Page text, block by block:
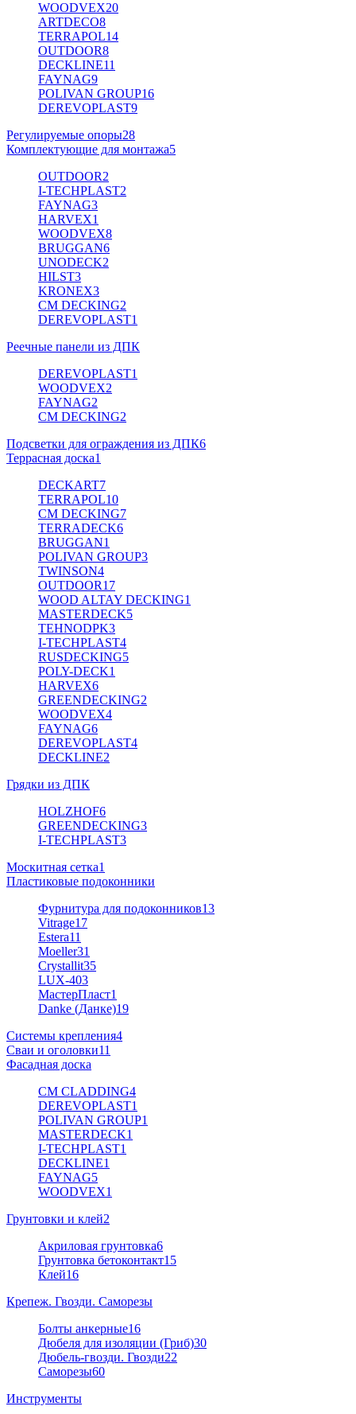
WOODVEX20
ARTDECO8
TERRAPOL14
OUTDOOR8
DECKLINE11
FAYNAG9
POLIVAN GROUP16
DEREVOPLAST9
Регулируемые опоры28
Комплектующие для монтажа5
OUTDOOR2
I-TECHPLAST2
FAYNAG3
HARVEX1
WOODVEX8
BRUGGAN6
UNODECK2
HILST3
KRONEX3
CM DECKING2
DEREVOPLAST1
Реечные панели из ДПК
DEREVOPLAST1
WOODVEX2
FAYNAG2
CM DECKING2
Подсветки для ограждения из ДПК6
Террасная доска1
DECKART7
TERRAPOL10
CM DECKING7
TERRADECK6
BRUGGAN1
POLIVAN GROUP3
TWINSON4
OUTDOOR17
WOOD ALTAY DECKING1
MASTERDECK5
TEHNODPK3
I-TECHPLAST4
RUSDECKING5
POLY-DECK1
HARVEX6
GREENDECKING2
WOODVEX4
FAYNAG6
DEREVOPLAST4
DECKLINE2
Грядки из ДПК
HOLZHOF6
GREENDECKING3
I-TECHPLAST3
Москитная сетка1
Пластиковые подоконники
Фурнитура для подоконников13
Vitrage17
Estera11
Moeller31
Crystallit35
LUX-403
МастерПласт1
Danke (Данке)19
Системы крепления4
Сваи и оголовки11
Фасадная доска
CM CLADDING4
DEREVOPLAST1
POLIVAN GROUP1
MASTERDECK1
I-TECHPLAST1
DECKLINE1
FAYNAG5
WOODVEX1
Грунтовки и клей2
Акриловая грунтовка6
Грунтовка бетоконтакт15
Клей16
Крепеж. Гвозди. Саморезы
Болты анкерные16
Дюбеля для изоляции (Гриб)30
Дюбель-гвозди. Гвозди22
Саморезы60
Инструменты